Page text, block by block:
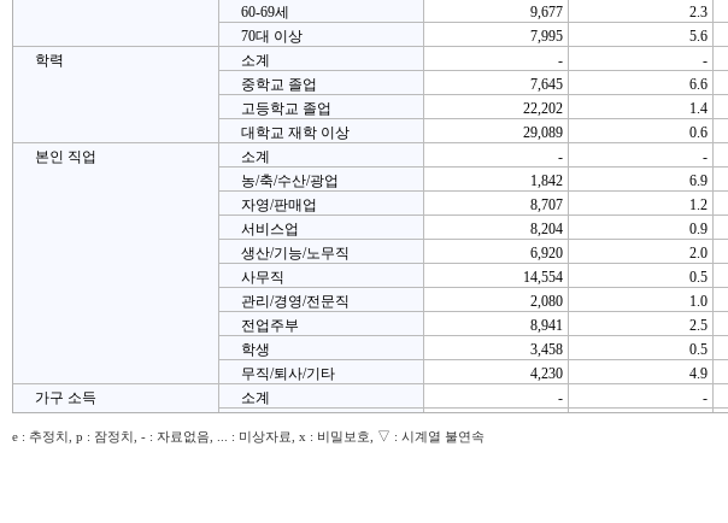
60-69세
9,677 2.3
70대 이상
7,995 5.6
학력
소계 - -
중학교 졸업
7,645 6.6
고등학교 졸업
22,202 1.4
대학교 재학 이상
29,089 0.6
본인 직업
소계 - -
농/축/수산/광업
1,842 6.9
자영/판매업
8,707 1.2
서비스업
8,204 0.9
생산/기능/노무직
6,920 2.0
사무직
14,554 0.5
관리/경영/전문직
2,080 1.0
전업주부
8,941 2.5
학생
3,458 0.5
무직/퇴사/기타
4,230 4.9
가구 소득
소계 - -
100~200만원 미만
e : 추정치, p : 잠정치, - : 자료없음, ... : 미상자료, x : 비밀보호, ▽ : 시계열 불연속